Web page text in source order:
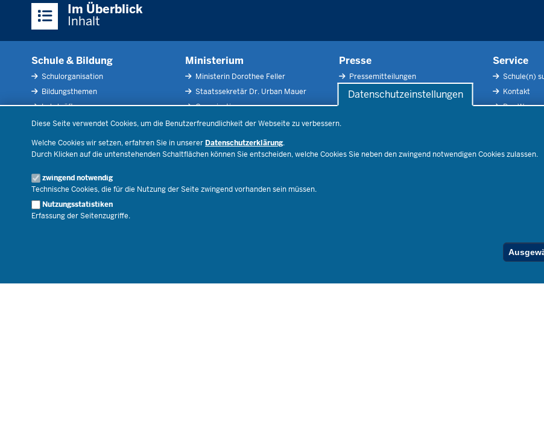
Datenschutzeinstellungen
Diese Seite verwendet Cookies, um die Benutzerfreundlichkeit der Webseite zu verbessern.
Welche Cookies wir setzen, erfahren Sie in unserer Datenschutzerklärung.
Durch Klicken auf die untenstehenden Schaltflächen können Sie entscheiden, welche Cookies Sie neben den zwingend notwendigen Cookies zulassen.
zwingend notwendig
Technische Cookies, die für die Nutzung der Seite zwingend vorhanden sein müssen.
Nutzungsstatistiken
Erfassung der Seitenzugriffe.
Im Überblick
Inhalt
Schule & Bildung
Schulorganisation
Bildungsthemen
Lehrkräfte
Recht
Ministerium
Ministerin Dorothee Feller
Staatssekretär Dr. Urban Mauer
Organisation
Open Government
Veranstaltungen
Presse
Pressemitteilungen
Pressefotos
Service
Schule(n)
Kontakt
Der Weg zu
RSS-Feed